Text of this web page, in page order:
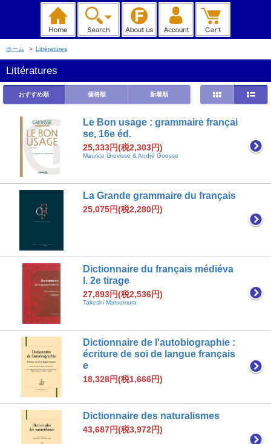
ホーム > Littératures
Littératures
おすすめ順 価格順 新着順
Le Bon usage : grammaire françai
se, 16e éd.
25,333円(税2,303円)
Maurice Grevisse & André Goosse
La Grande grammaire du français
25,075円(税2,280円)
Dictionnaire du français médiéva
l. 2e tirage
27,893円(税2,536円)
Takeshi Matsumura
Dictionnaire de l'autobiographie :
écriture de soi de langue français
e
18,328円(税1,666円)
Dictionnaire des naturalismes
43,687円(税3,972円)